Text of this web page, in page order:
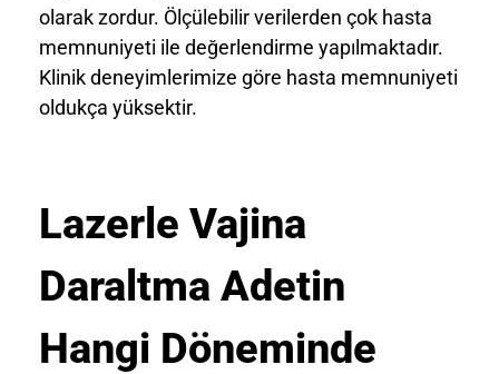
olarak zordur. Ölçülebilir verilerden çok hasta
memnuniyeti ile değerlendirme yapılmaktadır.
Klinik deneyimlerimize göre hasta memnuniyeti
oldukça yüksektir.
Lazerle Vajina
Daraltma Adetin
Hangi Döneminde